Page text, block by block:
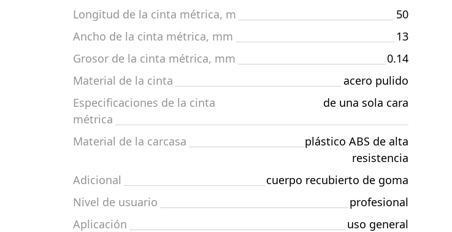
Longitud de la cinta métrica, m
50
Ancho de la cinta métrica, mm
13
Grosor de la cinta métrica, mm
0.14
Material de la cinta
acero pulido
Especificaciones de la cinta
métrica
de una sola cara
Material de la carcasa
plástico ABS de alta
resistencia
Adicional
cuerpo recubierto de goma
Nivel de usuario
profesional
Aplicación
uso general